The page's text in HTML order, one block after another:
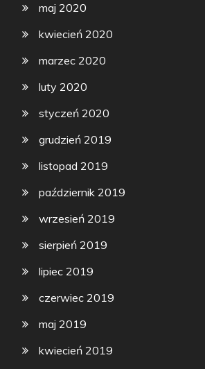
maj 2020
kwiecień 2020
marzec 2020
luty 2020
styczeń 2020
grudzień 2019
listopad 2019
październik 2019
wrzesień 2019
sierpień 2019
lipiec 2019
czerwiec 2019
maj 2019
kwiecień 2019